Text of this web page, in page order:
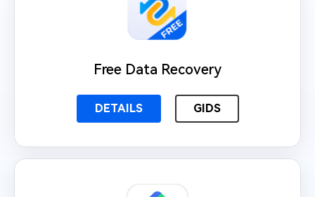
Free Data Recovery
DETAILS GIDS